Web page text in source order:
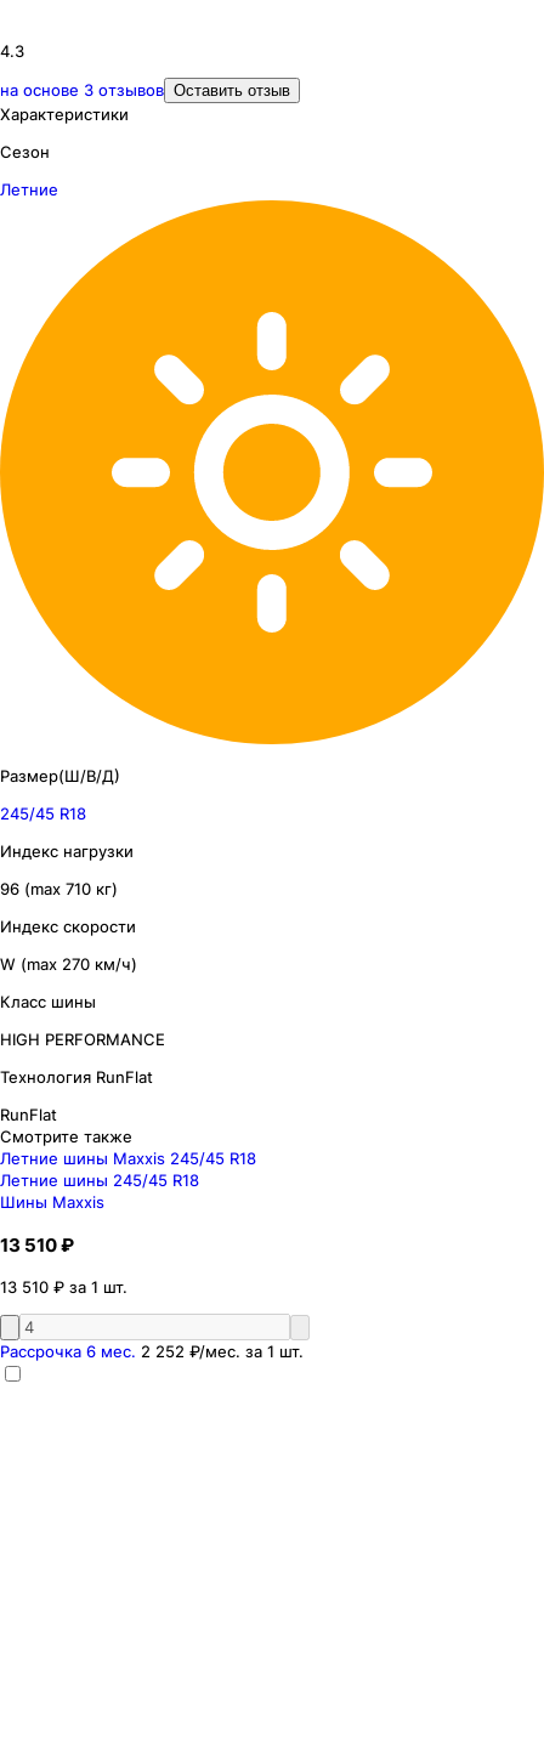
4.3
на основе 3 отзывов Оставить отзыв
Характеристики
Сезон
Летние
Размер(Ш/В/Д)
245/45 R18
Индекс нагрузки
96 (max 710 кг)
Индекс скорости
W (max 270 км/ч)
Класс шины
HIGH PERFORMANCE
Технология RunFlat
RunFlat
Смотрите также
Летние шины Maxxis 245/45 R18
Летние шины 245/45 R18
Шины Maxxis
13 510 ₽
13 510 ₽ за 1 шт.
Рассрочка 6 мес. 2 252 ₽/мес. за 1 шт.